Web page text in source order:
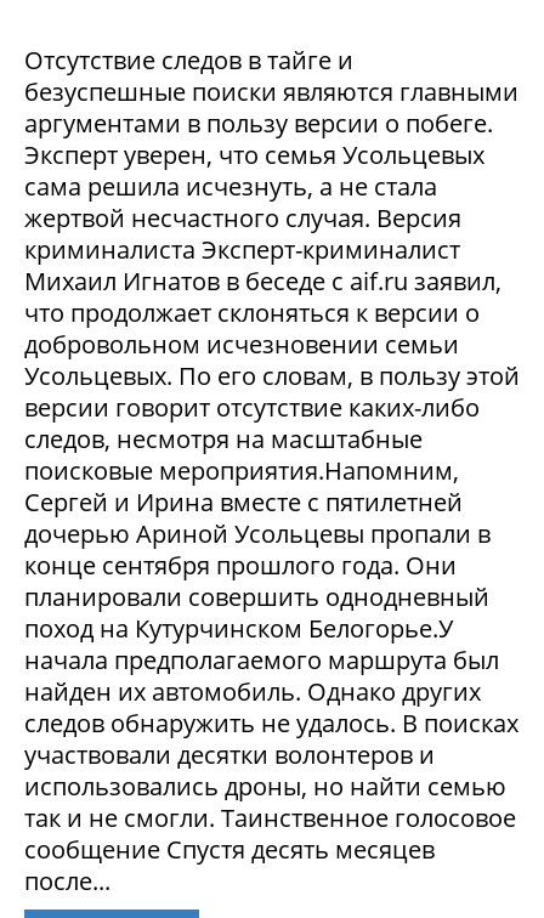
Отсутствие следов в тайге и
безуспешные поиски являются главными
аргументами в пользу версии о побеге.
Эксперт уверен, что семья Усольцевых
сама решила исчезнуть, а не стала
жертвой несчастного случая. Версия
криминалиста Эксперт-криминалист
Михаил Игнатов в беседе с aif.ru заявил,
что продолжает склоняться к версии о
добровольном исчезновении семьи
Усольцевых. По его словам, в пользу этой
версии говорит отсутствие каких-либо
следов, несмотря на масштабные
поисковые мероприятия.Напомним,
Сергей и Ирина вместе с пятилетней
дочерью Ариной Усольцевы пропали в
конце сентября прошлого года. Они
планировали совершить однодневный
поход на Кутурчинском Белогорье.У
начала предполагаемого маршрута был
найден их автомобиль. Однако других
следов обнаружить не удалось. В поисках
участвовали десятки волонтеров и
использовались дроны, но найти семью
так и не смогли. Таинственное голосовое
сообщение Спустя десять месяцев
после...